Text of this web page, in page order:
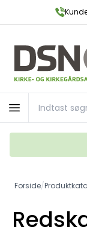
Forside/